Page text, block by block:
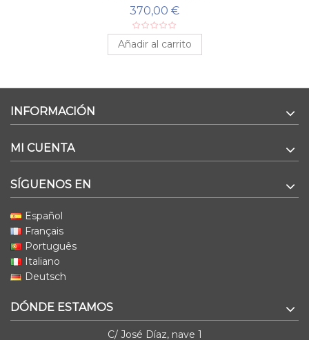
370,00 €
Añadir al carrito
INFORMACIÓN
MI CUENTA
SÍGUENOS EN
Español
Français
Português
Italiano
Deutsch
DÓNDE ESTAMOS
C/ José Díaz, nave 1